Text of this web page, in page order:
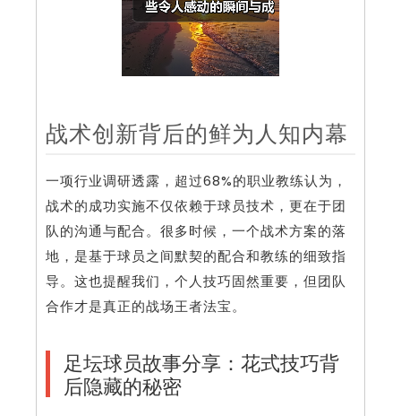
战术创新背后的鲜为人知内幕
一项行业调研透露，超过68%的职业教练认为，
战术的成功实施不仅依赖于球员技术，更在于团
队的沟通与配合。很多时候，一个战术方案的落
地，是基于球员之间默契的配合和教练的细致指
导。这也提醒我们，个人技巧固然重要，但团队
合作才是真正的战场王者法宝。
足坛球员故事分享：花式技巧背
后隐藏的秘密